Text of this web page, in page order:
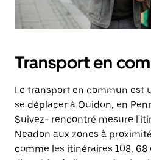
Transport en
Le transport en commun est
se déplacer à Ouidon, en
Suivez- rencontré mesure
Neadon aux zones à
comme les itinéraires 108,